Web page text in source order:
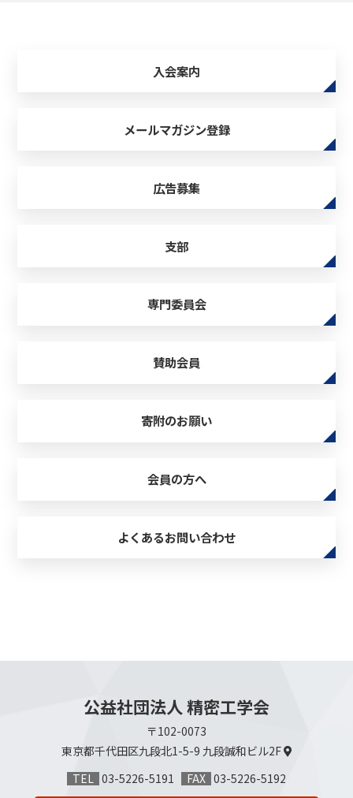
入会案内
メールマガジン登録
広告募集
支部
専門委員会
賛助会員
寄附のお願い
会員の方へ
よくあるお問い合わせ
公益社団法人 精密工学会
〒102-0073
東京都千代田区九段北1-5-9 九段誠和ビル2F
TEL 03-5226-5191 FAX 03-5226-5192